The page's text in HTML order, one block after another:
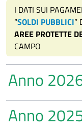
I DATI SUI
“SOLDI PUBBLICI”
AREE PROTETTE
CAMPO
Anno
II Trimestre
Anno